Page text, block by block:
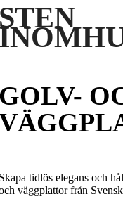
tidlös elegans och
väggplattor från